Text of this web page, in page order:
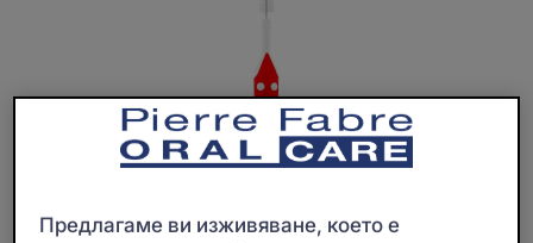
Предлагаме ви изживяване, което е